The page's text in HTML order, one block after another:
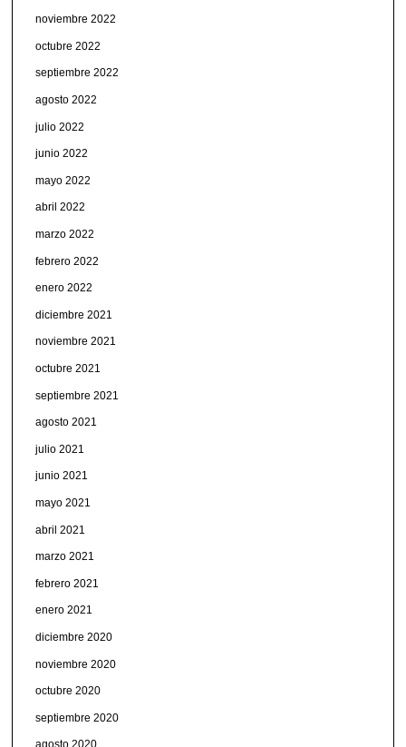
noviembre 2022
octubre 2022
septiembre 2022
agosto 2022
julio 2022
junio 2022
mayo 2022
abril 2022
marzo 2022
febrero 2022
enero 2022
diciembre 2021
noviembre 2021
octubre 2021
septiembre 2021
agosto 2021
julio 2021
junio 2021
mayo 2021
abril 2021
marzo 2021
febrero 2021
enero 2021
diciembre 2020
noviembre 2020
octubre 2020
septiembre 2020